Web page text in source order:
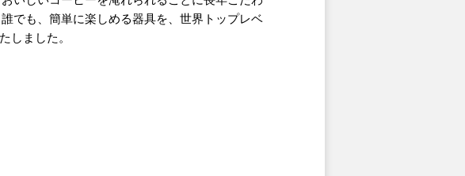
でも、簡単に楽しめる器具を、世界トップレベ
しました。